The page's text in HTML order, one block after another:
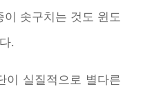
이 솟구치는 것도 윈도
.
이 실질적으로 별다른